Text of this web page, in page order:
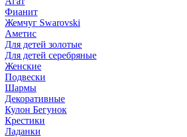
Фианит
Жемчуг Swarovski
Аметис
Для детей золотые
Для детей серебряные
Женские
Подвески
Шармы
Декоративные
Кулон Бегунок
Крестики
Ладанки